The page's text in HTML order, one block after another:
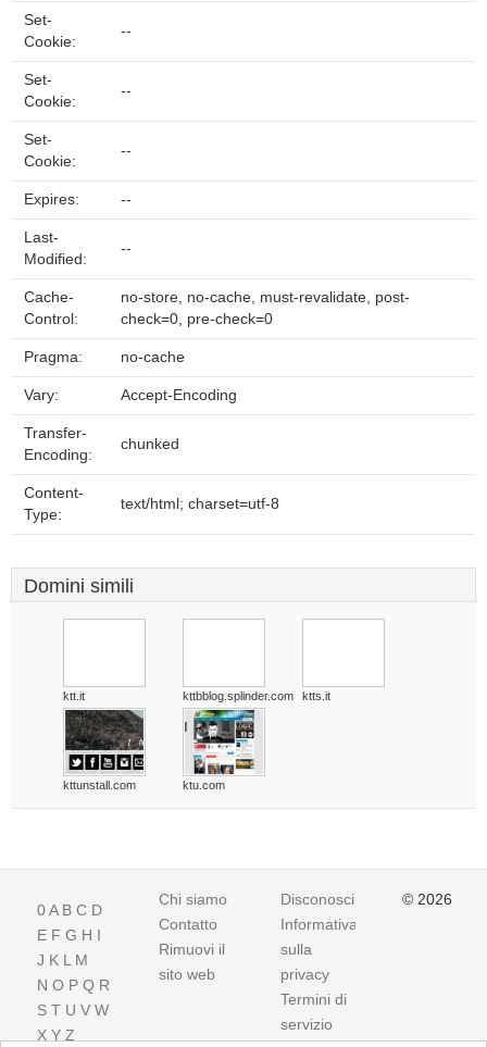
Set-
Cookie:
--
Set-
Cookie:
--
Set-
Cookie:
--
Expires: --
Last-
Modified:
--
Cache-
Control:
no-store, no-cache, must-revalidate, post-
check=0, pre-check=0
Pragma: no-cache
Vary: Accept-Encoding
Transfer-
Encoding:
chunked
Content-
Type:
text/html; charset=utf-8
Domini simili
ktt.it kttbblog.splinder.com ktts.it
kttunstall.com ktu.com
0A B C D
E F G H I
J K L M
N O P Q R
S T U V W
X Y Z
Chi siamo
Contatto
Rimuovi il
sito web
Disconoscimento
Informativa
sulla
privacy
Termini di
servizio
© 2026